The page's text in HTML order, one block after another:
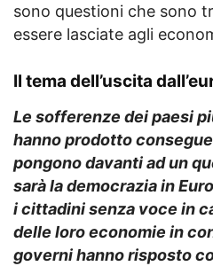
sono questioni che sono
essere lasciate agli
Il tema dell’uscita
Le sofferenze dei paesi
hanno prodotto
pongono davanti ad un
sarà la democrazia in
i cittadini senza voce in
delle loro economie in
governi hanno risposto